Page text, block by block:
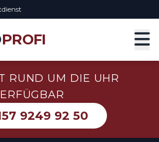
PROFI
RUND UM DIE UHR
9249 92 50